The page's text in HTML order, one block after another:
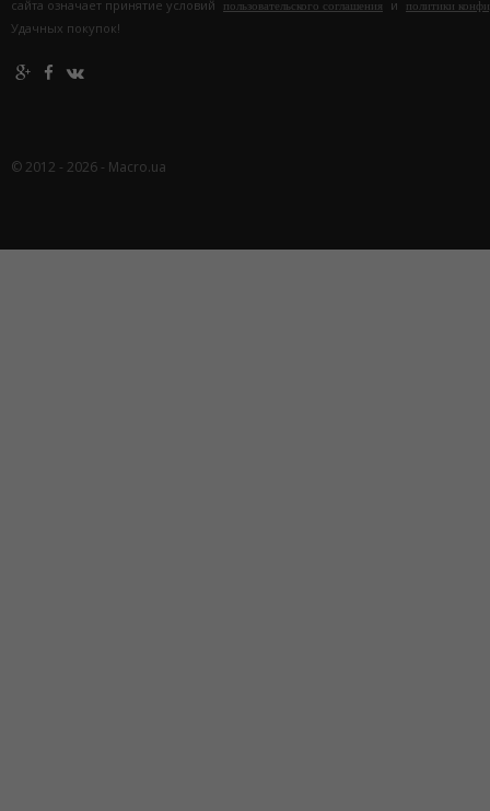
сайта означает принятие условий пользовательского соглашения и политики
Удачных покупок!
© 2012 - 2026 - Macro.ua